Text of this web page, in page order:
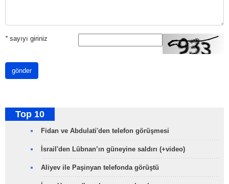
*sayıyı giriniz
gönder
Top 10
Fidan ve Abdulati'den telefon görüşmesi
İsrail'den Lübnan’ın güneyine saldırı (+video)
Aliyev ile Paşinyan telefonda görüştü